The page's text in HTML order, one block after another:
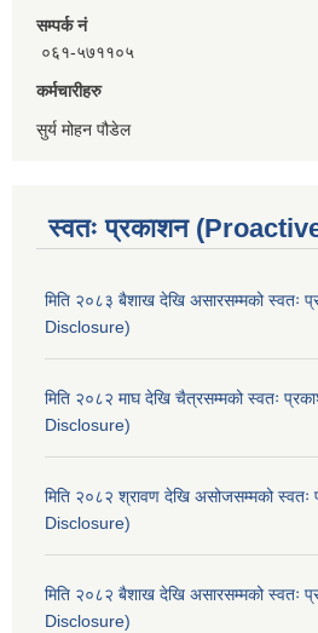
सम्पर्क नं
०६१-५७११०५
कर्मचारीहरु
सुर्य मोहन पौडेल
स्वतः प्रकाशन
मिति २०८३ बैशाख देखि असारसम्मको स्वतः
Disclosure)
मिति २०८२ माघ देखि चैत्रसम्मको स्वतः
Disclosure)
मिति २०८२ श्रावण देखि असोजसम्मको
Disclosure)
मिति २०८२ बैशाख देखि असारसम्मको स्वतः
Disclosure)